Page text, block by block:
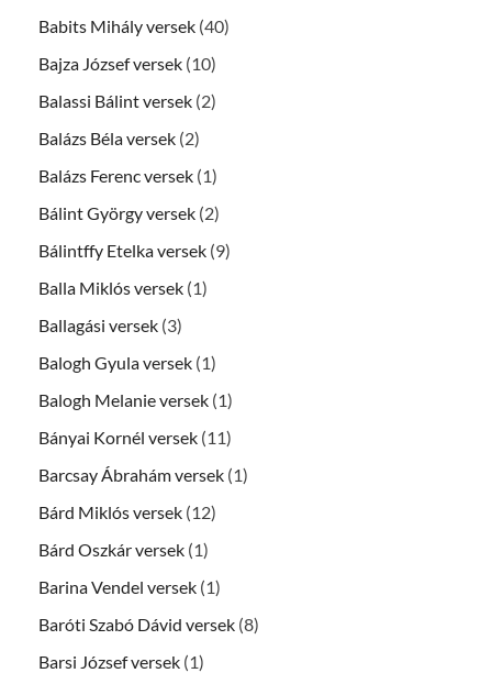
Babits Mihály versek (40)
Bajza József versek (10)
Balassi Bálint versek (2)
Balázs Béla versek (2)
Balázs Ferenc versek (1)
Bálint György versek (2)
Bálintffy Etelka versek (9)
Balla Miklós versek (1)
Ballagási versek (3)
Balogh Gyula versek (1)
Balogh Melanie versek (1)
Bányai Kornél versek (11)
Barcsay Ábrahám versek (1)
Bárd Miklós versek (12)
Bárd Oszkár versek (1)
Barina Vendel versek (1)
Baróti Szabó Dávid versek (8)
Barsi József versek (1)